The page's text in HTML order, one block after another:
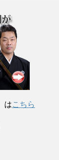
はこちら